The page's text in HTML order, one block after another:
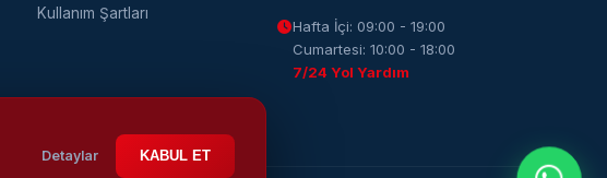
Kullanım Şartları
Hafta İçi: 09:00 - 19:00
Cumartesi: 10:00 - 18:00
7/24 Yol Yardım
Detaylar KABUL ET